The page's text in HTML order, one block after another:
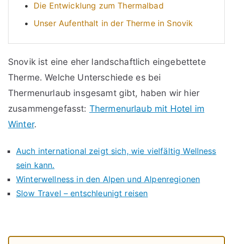
Die Entwicklung zum Thermalbad
Unser Aufenthalt in der Therme in Snovik
Snovik ist eine eher landschaftlich eingebettete
Therme. Welche Unterschiede es bei
Thermenurlaub insgesamt gibt, haben wir hier
zusammengefasst: Thermenurlaub mit Hotel im
Winter.
Auch international zeigt sich, wie vielfältig Wellness
sein kann.
Winterwellness in den Alpen und Alpenregionen
Slow Travel – entschleunigt reisen